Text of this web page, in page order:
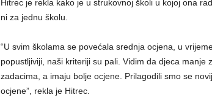
Hitrec je rekla kako je u strukovnoj školi u kojoj ona
ni za jednu školu.
“U svim školama se povećala srednja ocjena, u
popustljiviji, naši kriteriji su pali. Vidim da djeca manje
zadacima, a imaju bolje ocjene. Prilagodili smo se
ocjene”, rekla je Hitrec.